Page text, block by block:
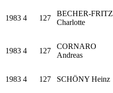
1983 4 127
BECHER-FRITZ
Charlotte
1983 4 127
CORNARO
Andreas
1983 4 127 SCHÖNY Heinz